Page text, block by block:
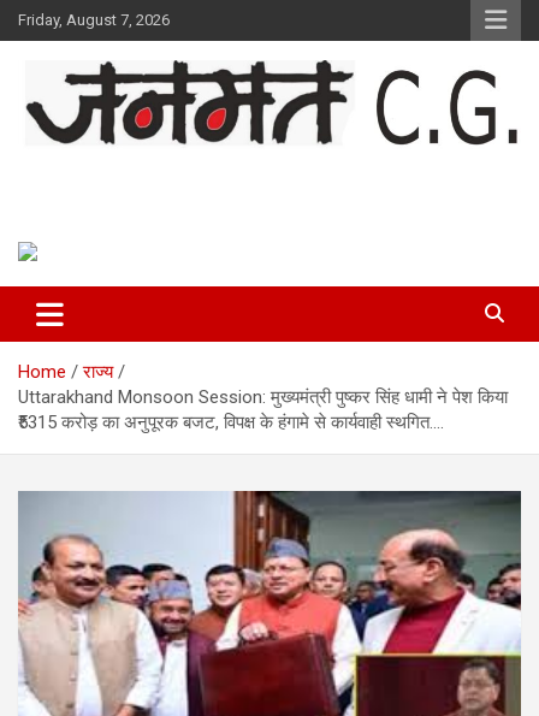
Skip
to
Friday, August 7, 2026
Home
राज्य
Uttarakhand Monsoon Session: मुख्यमंत्री पुष्कर सिंह धामी ने पेश किया
₹5315 करोड़ का अनुपूरक बजट, विपक्ष के हंगामे से कार्यवाही स्थगित….